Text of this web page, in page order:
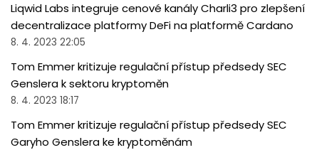
Liqwid Labs integruje cenové kanály Charli3 pro zlepšení
decentralizace platformy DeFi na platformě Cardano
8. 4. 2023 22:05
Tom Emmer kritizuje regulační přístup předsedy SEC
Genslera k sektoru kryptoměn
8. 4. 2023 18:17
Tom Emmer kritizuje regulační přístup předsedy SEC
Garyho Genslera ke kryptoměnám